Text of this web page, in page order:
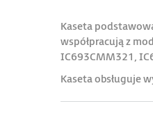
Kaseta
współpracują z
IC693CMM321,
Kaseta obsługuje